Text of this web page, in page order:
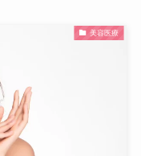
美容医療